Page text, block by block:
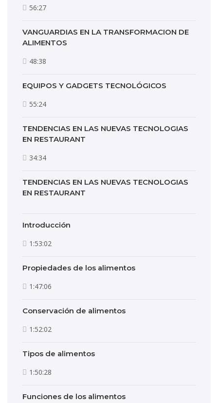
56:27
VANGUARDIAS EN LA TRANSFORMACION DE
ALIMENTOS
48:38
EQUIPOS Y GADGETS TECNOLÓGICOS
55:24
TENDENCIAS EN LAS NUEVAS TECNOLOGIAS
EN RESTAURANT
34:34
TENDENCIAS EN LAS NUEVAS TECNOLOGIAS
EN RESTAURANT
Introducción
1:53:02
Propiedades de los alimentos
1:47:06
Conservación de alimentos
1:52:02
Tipos de alimentos
1:50:28
Funciones de los alimentos